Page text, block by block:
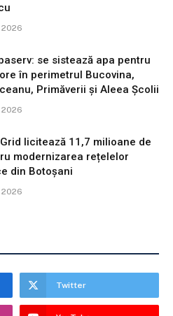
se sistează apa pentru
în perimetrul Bucovina,
Primăverii și Aleea Școlii
licitează 11,7 milioane de
modernizarea rețelelor
din Botoșani
Twitter